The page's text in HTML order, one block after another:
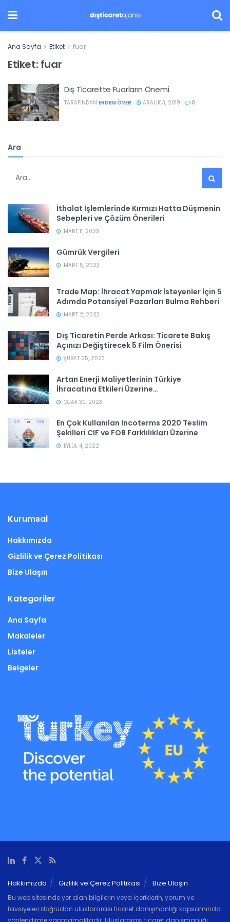
Ana Sayfa Etiket fuar
Etiket: fuar
Dış Ticarette Fuarların Önemi
TARAFINDAN ERDEM ÖVER ARALIK 3, 2019 0
Ara
İthalat İşlemlerinde Kırmızı Hatta Düşmenin
Sebepleri ve Çözüm Önerileri
MART 11, 2023
Gümrük Vergileri
MART 5, 2023
Trade Map: İhracat Yapmak İsteyenler İçin 5
Adımda Potansiyel Pazarları Bulma Rehberi
MART 2, 2023
Dış Ticaretin Perde Arkası: Ticarete Bakış
Açınızı Değiştirecek 5 Film Önerisi
ŞUBAT 25, 2023
Artan Enerji Maliyetlerinin Türkiye
İhracatına Etkileri Üzerine…
OCAK 30, 2023
En Çok Kullanılan Incoterms 2020 Teslim
Şekilleri CIF ve FOB Farklılıkları Üzerine
EYLÜL 4, 2022
Kurumsal
Hakkımızda
Gizlilik ve Çerez Politikası
Bize Ulaşın
Kategoriler
Ana Sayfa
Makaleler
Listeler
Belgeler
Hakkımızda Gizlilik ve Çerez Politikası Bize Ulaşın
Bu web sitesinde yer alan bilgilerin veya içeriklerin, yorum ve
tavsiyeleri doğrudan uluslararası ticaret danışmanlığı kapsamında